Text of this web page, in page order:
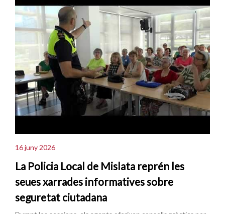
16 juny 2026
La Policia Local de Mislata reprén les
seues xarrades informatives sobre
seguretat ciutadana